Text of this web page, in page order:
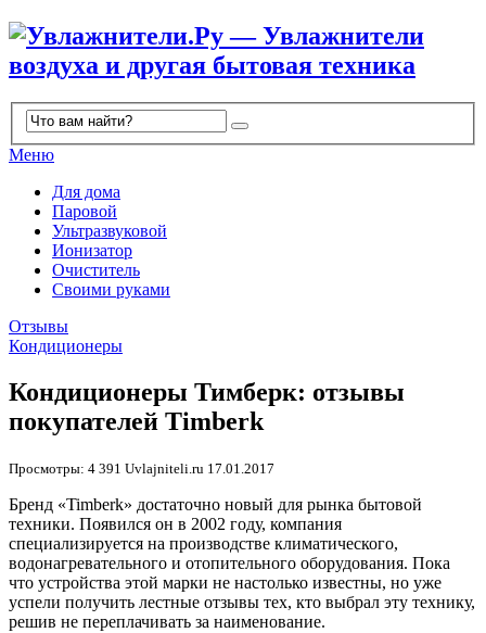
Меню
Для дома
Паровой
Ультразвуковой
Ионизатор
Очиститель
Своими руками
Отзывы
Кондиционеры
Кондиционеры Тимберк: отзывы
покупателей Timberk
Просмотры: 4 391 Uvlajniteli.ru 17.01.2017
Бренд «Timberk» достаточно новый для рынка бытовой
техники. Появился он в 2002 году, компания
специализируется на производстве климатического,
водонагревательного и отопительного оборудования. Пока
что устройства этой марки не настолько известны, но уже
успели получить лестные отзывы тех, кто выбрал эту технику,
решив не переплачивать за наименование.